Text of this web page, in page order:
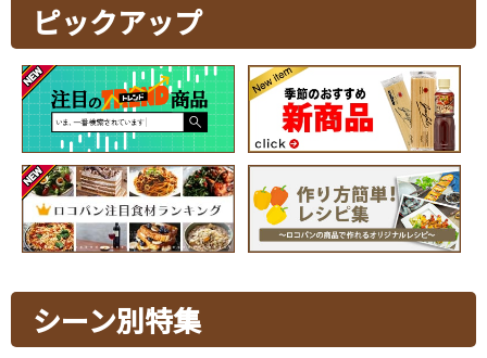
ピックアップ
シーン別特集